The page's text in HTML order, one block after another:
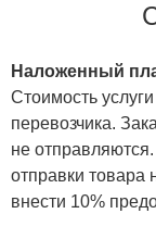
Наложенный
Стоимость
перевозчика.
не
отправки
внести 10%